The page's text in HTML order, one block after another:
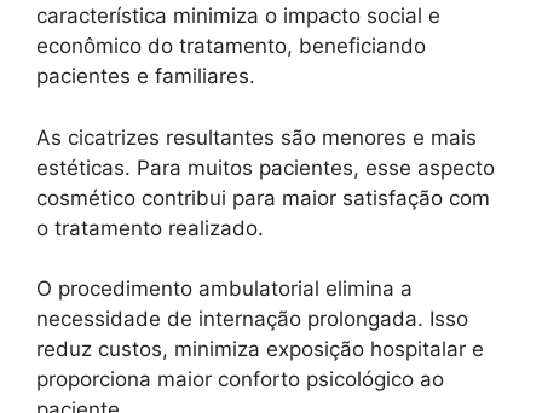
característica minimiza o impacto social e
econômico do tratamento, beneficiando
pacientes e familiares.
As cicatrizes resultantes são menores e mais
estéticas. Para muitos pacientes, esse aspecto
cosmético contribui para maior satisfação com
o tratamento realizado.
O procedimento ambulatorial elimina a
necessidade de internação prolongada. Isso
reduz custos, minimiza exposição hospitalar e
proporciona maior conforto psicológico ao